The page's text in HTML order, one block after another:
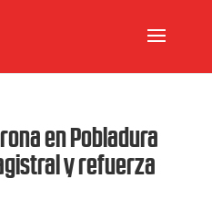
en Pobladura
y refuerza